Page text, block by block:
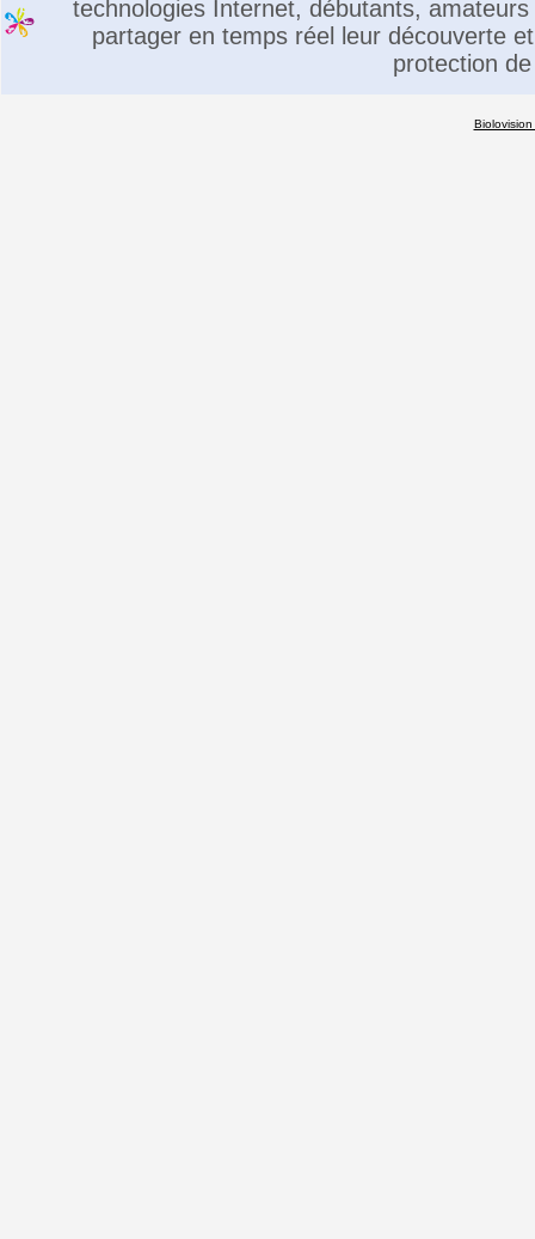
technologies Internet, débutants,
partager en temps réel leur découverte
protection
Biolovision